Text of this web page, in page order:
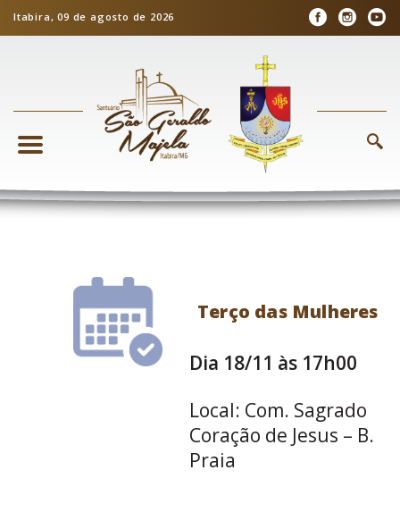
Itabira, 09 de agosto de 2026
Terço das Mulheres
Dia 18/11 às 17h00
Local: Com. Sagrado
Coração de Jesus – B.
Praia